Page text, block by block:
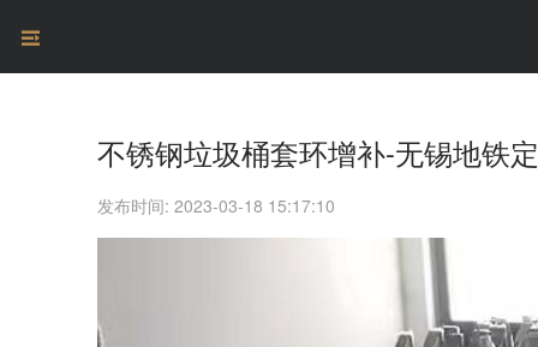
不锈钢垃圾桶套环增补-无锡地铁
发布时间: 2023-03-18 15:17:10